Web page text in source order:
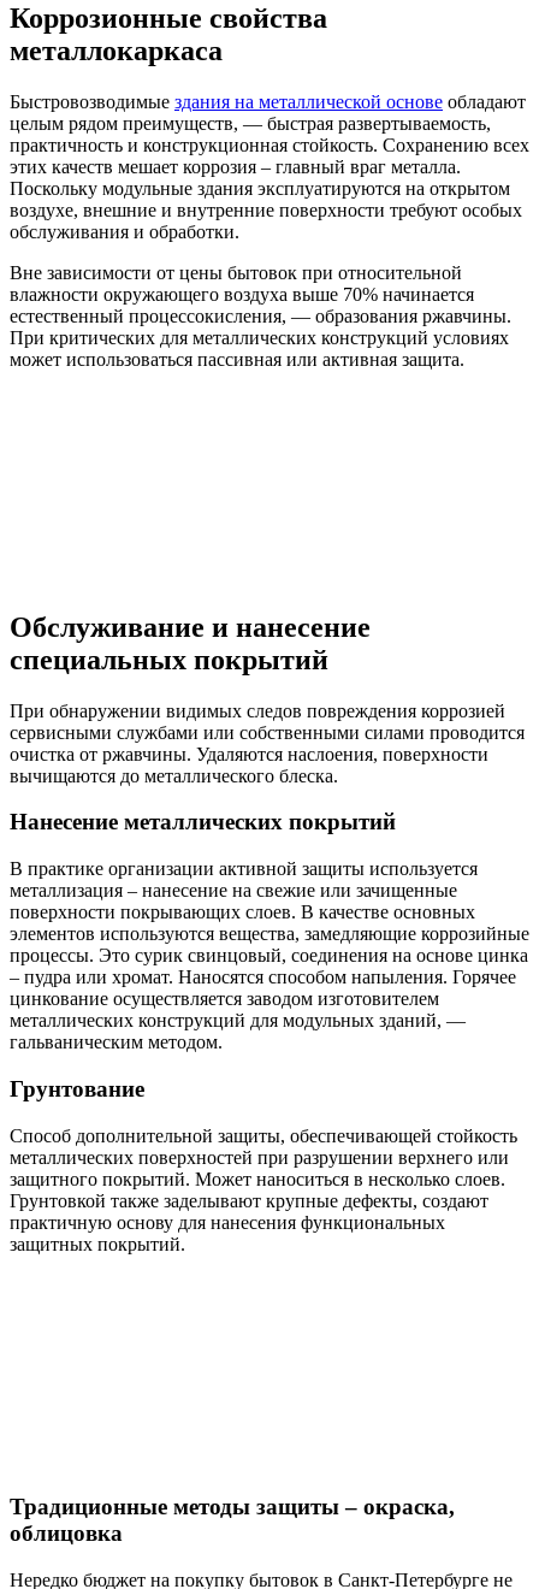
Коррозионные свойства
металлокаркаса
Быстровозводимые здания на металлической основе обладают
целым рядом преимуществ, — быстрая развертываемость,
практичность и конструкционная стойкость. Сохранению всех
этих качеств мешает коррозия – главный враг металла.
Поскольку модульные здания эксплуатируются на открытом
воздухе, внешние и внутренние поверхности требуют особых
обслуживания и обработки.
Вне зависимости от цены бытовок при относительной
влажности окружающего воздуха выше 70% начинается
естественный процессокисления, — образования ржавчины.
При критических для металлических конструкций условиях
может использоваться пассивная или активная защита.
Обслуживание и нанесение
специальных покрытий
При обнаружении видимых следов повреждения коррозией
сервисными службами или собственными силами проводится
очистка от ржавчины. Удаляются наслоения, поверхности
вычищаются до металлического блеска.
Нанесение металлических покрытий
В практике организации активной защиты используется
металлизация – нанесение на свежие или зачищенные
поверхности покрывающих слоев. В качестве основных
элементов используются вещества, замедляющие коррозийные
процессы. Это сурик свинцовый, соединения на основе цинка
– пудра или хромат. Наносятся способом напыления. Горячее
цинкование осуществляется заводом изготовителем
металлических конструкций для модульных зданий, —
гальваническим методом.
Грунтование
Способ дополнительной защиты, обеспечивающей стойкость
металлических поверхностей при разрушении верхнего или
защитного покрытий. Может наноситься в несколько слоев.
Грунтовкой также заделывают крупные дефекты, создают
практичную основу для нанесения функциональных
защитных покрытий.
Традиционные методы защиты – окраска,
облицовка
Нередко бюджет на покупку бытовок в Санкт-Петербурге не